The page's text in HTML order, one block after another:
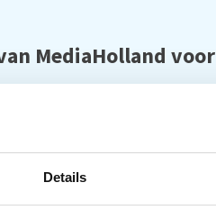
Details
MediaHolland voor
van uw Brother cartridges: